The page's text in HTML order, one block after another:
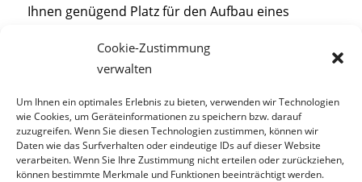
Cookie-Zustimmung
verwalten
Um Ihnen ein optimales Erlebnis zu bieten, verwenden wir Technologien
wie Cookies, um Geräteinformationen zu speichern bzw. darauf
zuzugreifen. Wenn Sie diesen Technologien zustimmen, können wir
Daten wie das Surfverhalten oder eindeutige IDs auf dieser Website
verarbeiten. Wenn Sie Ihre Zustimmung nicht erteilen oder zurückziehen,
können bestimmte Merkmale und Funktionen beeinträchtigt werden.
Ihnen genügend Platz für den Aufbau eines
Pergolagarantiert in warmen Jahreszeiten
Terrasse zu einer wahren Pflanzenoase auf. Unter
einem dichten Geflecht aus Kletterpflanzen
genießen Sie eine natürliche Beschattung und
seitlichen Sichtschutz. Allerdings bietet Ihnen die